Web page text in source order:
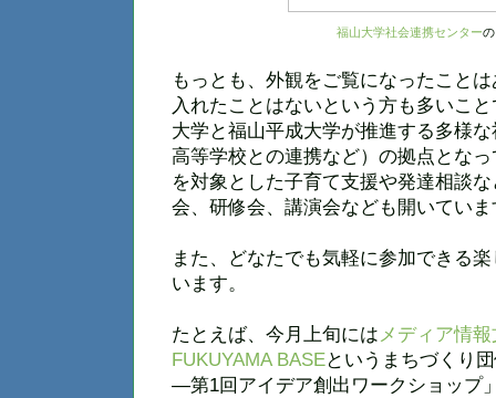
福山大学社会連携センター
もっとも、外観をご覧になったこと
入れたことはないという方も多いこ
大学と福山平成大学が推進する多様
高等学校との連携など）の拠点とな
を対象とした子育て支援や発達相談
会、研修会、講演会なども開いていま
また、どなたでも気軽に参加できる
います。
たとえば、今月上旬にはメディア情
FUKUYAMA BASEというまちづくり
―第1回アイデア創出ワークショップ